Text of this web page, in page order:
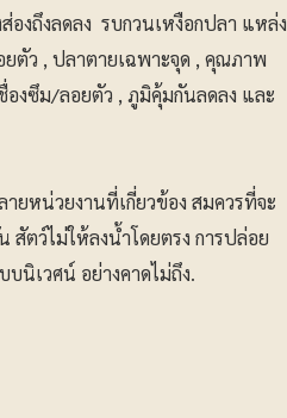
งถึงลดลง รบกวนเหงือกปลา แหล่ง
ยตัว , ปลาตายเฉพาะจุด , คุณภาพ
องซึม/ลอยตัว , ภูมิคุ้มกันลดลง และ
ยหน่วยงานที่เกี่ยวข้อง สมควรที่จะ
สัตว์ไม่ให้ลงน้ำโดยตรง การปล่อย
นิเวศน์ อย่างคาดไม่ถึง.